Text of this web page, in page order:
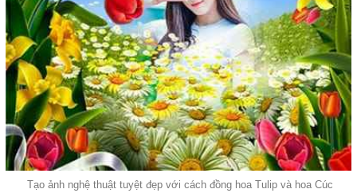
Tạo ảnh nghệ thuật tuyệt đẹp với cách đồng hoa Tulip và hoa Cúc